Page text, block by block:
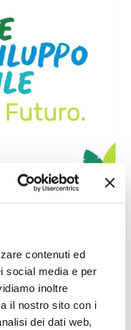
contenuti ed
social media e per
inoltre
il nostro sito con i
dei dati web,
svolgerà la